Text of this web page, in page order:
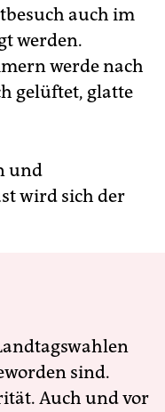
auch im
werden.
werde nach
gelüftet, glatte
und
wird sich der
sind.
Auch und vor